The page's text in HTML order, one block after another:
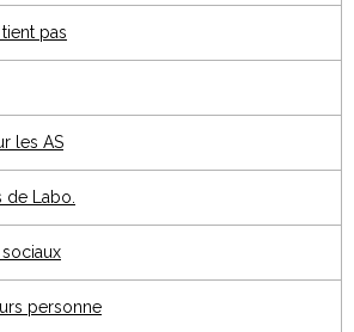
pas
les AS
de Labo.
personne